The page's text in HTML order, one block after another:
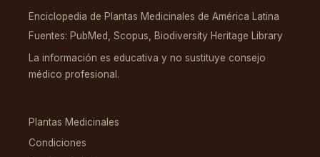
Enciclopedia de Plantas Medicinales de América Latina
Fuentes: PubMed, Scopus, Biodiversity Heritage Library
La información es educativa y no sustituye consejo
médico profesional.
Plantas Medicinales
Condiciones